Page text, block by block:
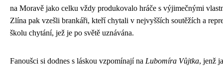
na Moravě jako celku vždy produkovalo hráče s výjimečnými
Zlína pak vzešli brankáři, kteří chytali v nejvyšších soutěžích a
školu chytání, jež je po světě uznávána.
Fanoušci si dodnes s láskou vzpomínají na Lubomíra Vůjtka, jenž